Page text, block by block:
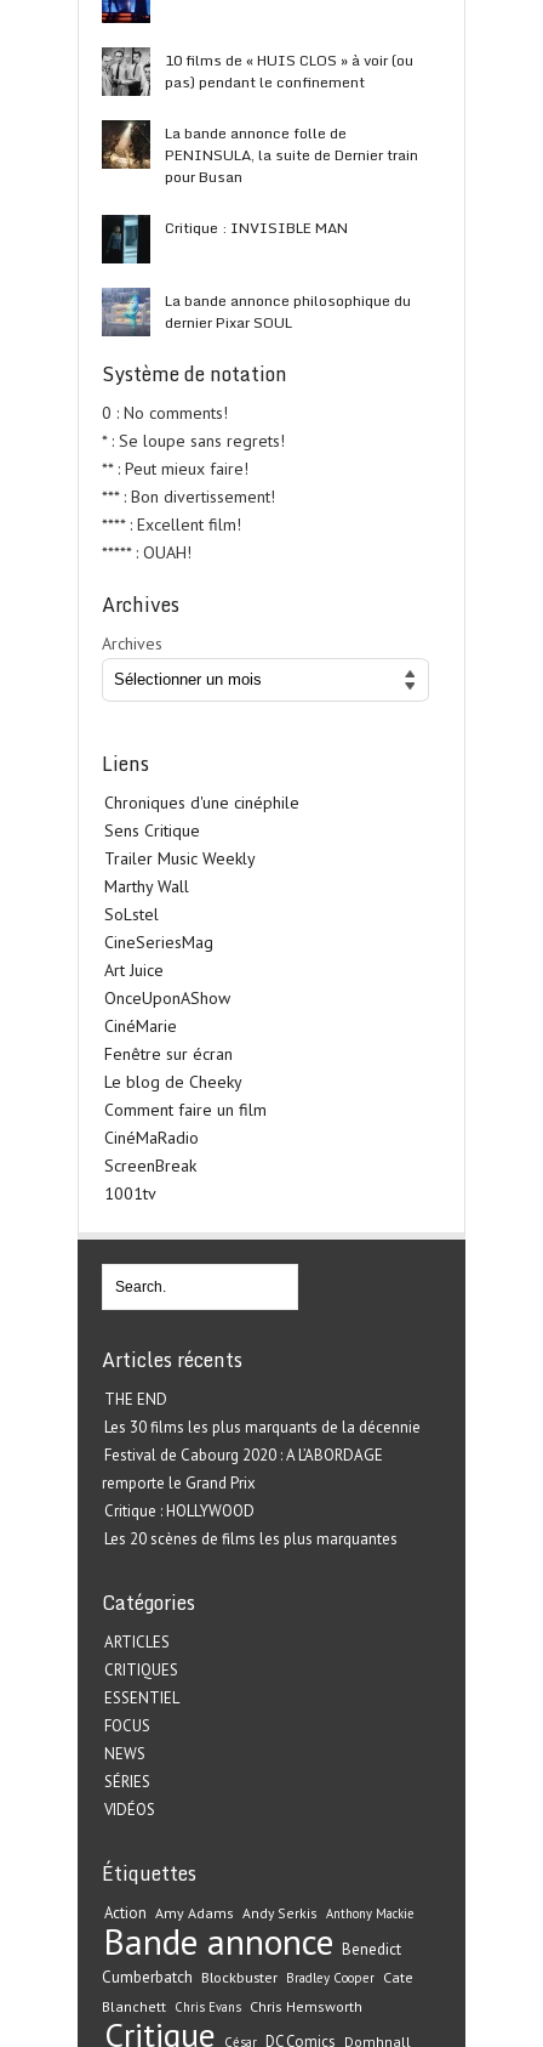
10 films de « HUIS CLOS » à voir (ou
pas) pendant le confinement
La bande annonce folle de
PENINSULA, la suite de Dernier train
pour Busan
Critique : INVISIBLE MAN
La bande annonce philosophique du
dernier Pixar SOUL
Système de notation
0 : No comments!
* : Se loupe sans regrets!
** : Peut mieux faire!
*** : Bon divertissement!
**** : Excellent film!
***** : OUAH!
Archives
Archives
Liens
Chroniques d'une cinéphile
Sens Critique
Trailer Music Weekly
Marthy Wall
SoLstel
CineSeriesMag
Art Juice
OnceUponAShow
CinéMarie
Fenêtre sur écran
Le blog de Cheeky
Comment faire un film
CinéMaRadio
ScreenBreak
1001tv
Articles récents
THE END
Les 30 films les plus marquants de la décennie
Festival de Cabourg 2020 : A L’ABORDAGE
remporte le Grand Prix
Critique : HOLLYWOOD
Les 20 scènes de films les plus marquantes
Catégories
ARTICLES
CRITIQUES
ESSENTIEL
FOCUS
NEWS
SÉRIES
VIDÉOS
Étiquettes
Action Amy Adams Andy Serkis Anthony Mackie
Bande annonce Benedict
Cumberbatch Blockbuster Bradley Cooper Cate
Blanchett Chris Evans Chris Hemsworth
Critique César DC Comics Domhnall